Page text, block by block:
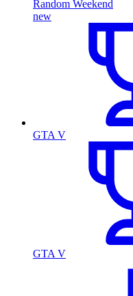
Random Weekend
new
GTA V
GTA V